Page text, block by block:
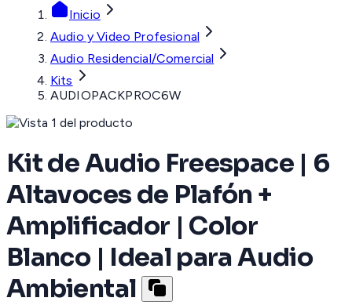
Inicio
Audio y Video Profesional
Audio Residencial/Comercial
Kits
AUDIOPACKPROC6W
Kit de Audio Freespace | 6
Altavoces de Plafón +
Amplificador | Color
Blanco | Ideal para Audio
Ambiental